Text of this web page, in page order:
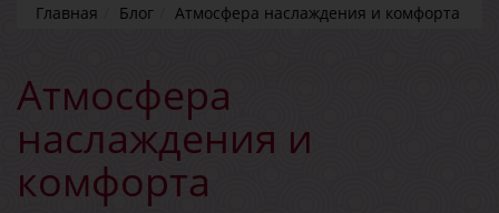
Главная Блог Атмосфера наслаждения и комфорта
Атмосфера
наслаждения и
комфорта